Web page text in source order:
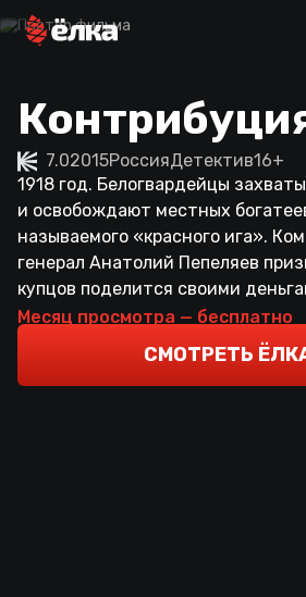
7.02015РоссияДетектив16+
1918 год. Белогвардейцы
и освобождают местных
называемого «красного ига».
генерал Анатолий Пепеляев
купцов поделится своими
армии, угрожая расстрелом.
богатая вдова и приносит
который на следующий день
Месяц просмотра — бесплатно
СМОТРЕТЬ